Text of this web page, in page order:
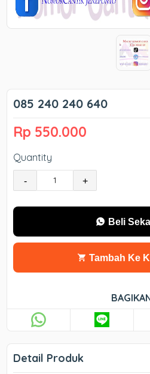
085 240 240 640
Rp 550.000
Quantity
- +
Beli
Tambah Ke
Detail Produk